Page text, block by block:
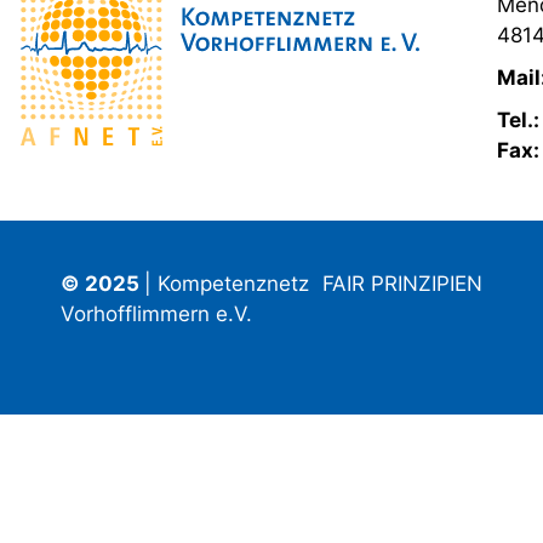
Tel.:
Fax:
© 2025
| Kompetenznetz
Vorhofflimmern e.V.
FAIR PRINZIPIEN